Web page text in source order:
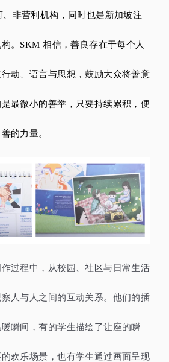
非营利机构，同时也是新加坡注
。SKM 相信，善良存在于每个人
动、语言与思想，鼓励大众将善意
最微小的善举，只要持续累积，便
的力量。
过程中，从校园、社区与日常生活
人与人之间的互动关系。他们的插
瞬间，有的学生描绘了让座的瞬
欢乐场景，也有学生通过画面呈现